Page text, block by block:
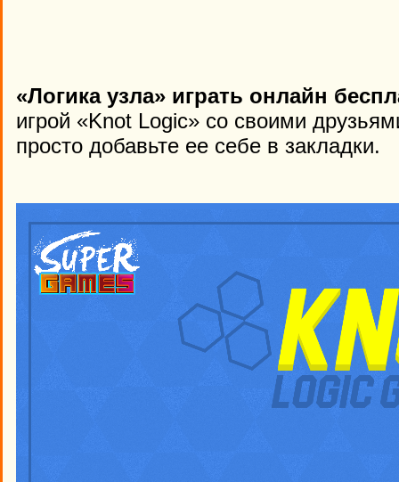
«Логика узла» играть онлайн
игрой «Knot Logic» со своими
просто добавьте ее себе в закладки.